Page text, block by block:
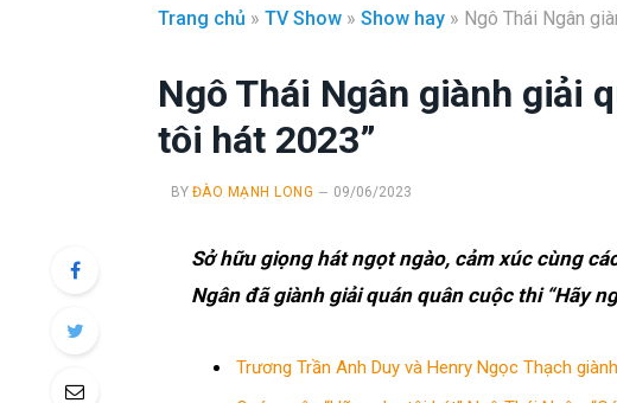
Trang chủ » TV Show » Show hay » Ngô Thái Ngân
Ngô Thái Ngân giành giải
tôi hát 2023”
BY ĐÀO MẠNH LONG 09/06/2023
Sở hữu giọng hát ngọt ngào, cảm xúc cùng
Ngân đã giành giải quán quân cuộc thi “Hãy
Trương Trần Anh Duy và Henry Ngọc Thạch